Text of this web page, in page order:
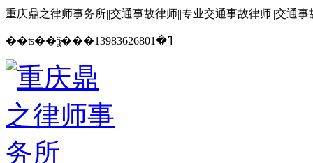
重庆鼎之律师事务所||交通事故律师||专业交通事故律师||交通事
��ʦ��ѯ���ߣ�13983626801